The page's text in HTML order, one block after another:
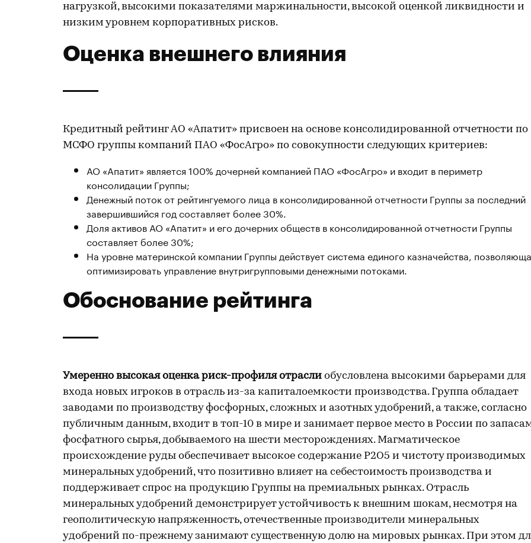
нагрузкой, высокими показателями маржинальности, высокой оценкой ликвидности и
низким уровнем корпоративных рисков.
Оценка внешнего влияния
Кредитный рейтинг АО «Апатит» присвоен на основе консолидированной отчетности по
МСФО группы компаний ПАО «ФосАгро» по совокупности следующих критериев:
АО «Апатит» является 100% дочерней компанией ПАО «ФосАгро» и входит в периметр
консолидации Группы;
Денежный поток от рейтингуемого лица в консолидированной отчетности Группы за последний
завершившийся год составляет более 30%.
Доля активов АО «Апатит» и его дочерних обществ в консолидированной отчетности Группы
составляет более 30%;
На уровне материнской компании Группы действует система единого казначейства,
оптимизировать управление внутригрупповыми денежными потоками.
Обоснование рейтинга
Умеренно высокая оценка риск-профиля отрасли обусловлена высокими барьерами для
входа новых игроков в отрасль из-за капиталоемкости производства. Группа обладает
заводами по производству фосфорных, сложных и азотных удобрений, а также, согласно
публичным данным, входит в топ-10 в мире и занимает первое место в России по
фосфатного сырья, добываемого на шести месторождениях. Магматическое
происхождение руды обеспечивает высокое содержание P2O5 и чистоту производимых
минеральных удобрений, что позитивно влияет на себестоимость производства и
поддерживает спрос на продукцию Группы на премиальных рынках. Отрасль
минеральных удобрений демонстрирует устойчивость к внешним шокам, несмотря на
геополитическую напряженность, отечественные производители минеральных
удобрений по-прежнему занимают существенную долю на мировых рынках. При этом